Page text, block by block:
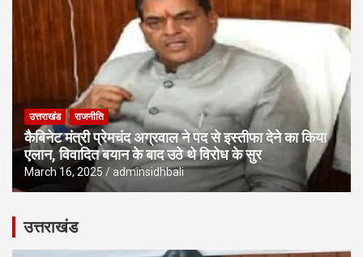
उत्तराखंड राजनीति
कैबिनेट मंत्री प्रेमचंद अग्रवाल ने पद से इस्तीफा देने का किया
एलान, विवादित बयान के बाद उठे थे विरोध के सुर
March 16, 2025 adminsidhbali
उत्तराखंड